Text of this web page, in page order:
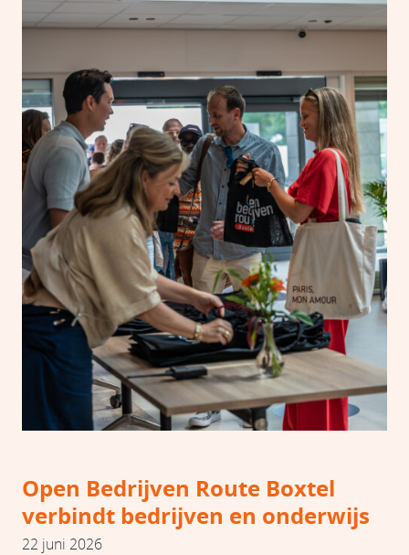
Open Bedrijven Route Boxtel
verbindt bedrijven en onderwijs
22 juni 2026